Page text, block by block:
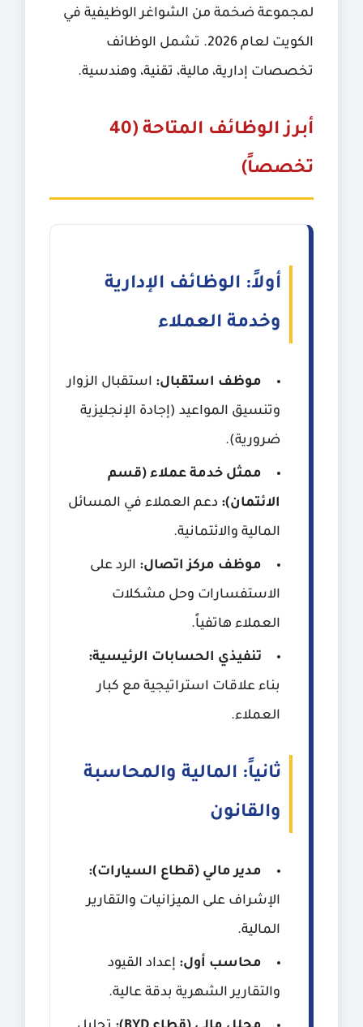
لمجموعة ضخمة من الشواغر الوظيفية في
الكويت لعام 2026. تشمل الوظائف
تخصصات إدارية، مالية، تقنية، وهندسية.
أبرز الوظائف المتاحة (40
تخصصاً)
أولاً: الوظائف الإدارية
وخدمة العملاء
موظف استقبال: استقبال الزوار
وتنسيق المواعيد (إجادة الإنجليزية
ضرورية).
ممثل خدمة عملاء (قسم
الائتمان): دعم العملاء في المسائل
المالية والائتمانية.
موظف مركز اتصال: الرد على
الاستفسارات وحل مشكلات
العملاء هاتفياً.
تنفيذي الحسابات الرئيسية:
بناء علاقات استراتيجية مع كبار
العملاء.
ثانياً: المالية والمحاسبة
والقانون
مدير مالي (قطاع السيارات):
الإشراف على الميزانيات والتقارير
المالية.
محاسب أول: إعداد القيود
والتقارير الشهرية بدقة عالية.